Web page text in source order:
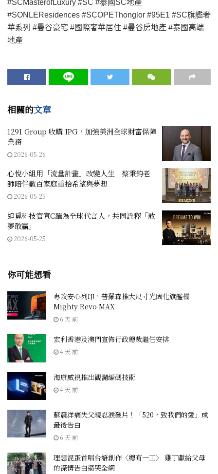
#SCMasterofLuxury #SC #泰國SC地產
#SONLEResidences #SCOPEThonglor #95E1 #SC旗艦奢
華系列 #曼谷豪宅 #國際奢華居住 #曼谷房地產 #泰國高端
地產
相關的文章
1291 Group 收購 IPG，加強美洲全球財富保障
業務
2026-05-26
心悅小組用「流量計畫」改變人生 蔡秉鈞老
師陪伴數百家庭重拾希望與夢想
2026-05-25
追覓科技官宣C羅為全球代言人，共同詮釋「敢
夢敢贏」
2026-05-25
你可能想看
專攻安心列印，普羅森推大尺寸光固化旗艦機
Mighty Revo MAX
6 天 前
宏利香港及澳門宣佈行政總裁繼任安排
4 天 前
海康威視推出觀瀾編碼技術
4 天 前
蘇震洋痛失父親忍淚發片！「520，致我們的愛」成
最後告白
6 天 前
理想混蛋首唱台語創作〈總有一工〉 雞丁獻給父母
的深情告白逼哭全網